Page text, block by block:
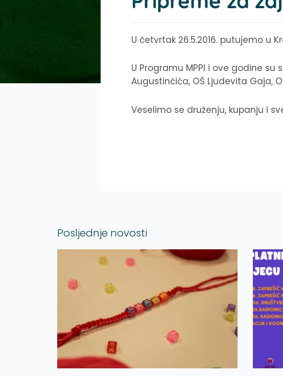
U četvrtak 26.5.2016. putujemo u
U Programu MPPI i ove godine
Augustinčića, OŠ Ljudevita Gaja,
Veselimo se druženju, kupanju i
Posljednje novosti